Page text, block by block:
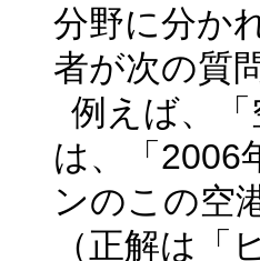
分野に分か
者が次の質
例えば、
は、「 2006
ンのこの空
（正解は